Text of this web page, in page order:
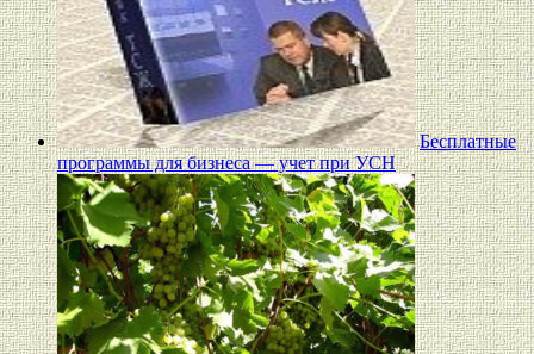
Бесплатные
программы для бизнеса — учет при УСН